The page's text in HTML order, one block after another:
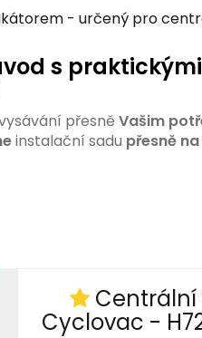
- určený pro
s
přesněVašim
instalační sadu přesně
Cyclovac -